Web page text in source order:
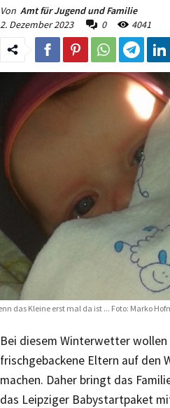
Von Amt für Jugend und Familie
2. Dezember 2023
0 4041
das Kleine erst mal da ist ... Foto: Marko
Bei diesem Winterwetter
frischgebackene Eltern auf den
machen. Daher bringt das
das Leipziger Babystartpaket